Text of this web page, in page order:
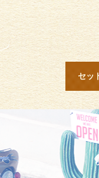
セッ